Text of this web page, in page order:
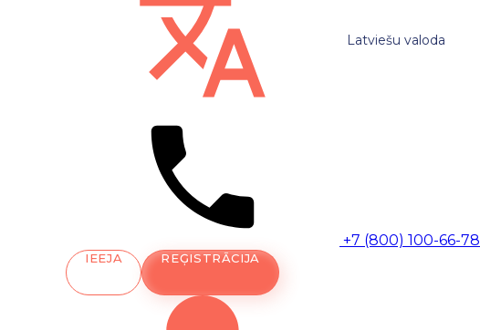
Latviešu valoda
+7 (800) 100-66-78
IEEJA REĢISTRĀCIJA